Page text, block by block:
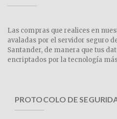
Las compras que realices en
avaladas por el servidor seguro
Santander, de manera que tus
encriptados por la tecnología
PROTOCOLO DE